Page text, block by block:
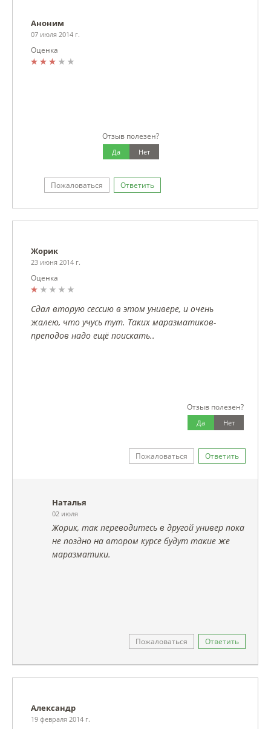
Аноним
07 июля 2014 г.
Оценка
Отзыв полезен?
Нет
Да
Пожаловаться Ответить
Жорик
23 июня 2014 г.
Оценка
Сдал вторую сессию в этом универе, и очень
жалею, что учусь тут. Таких маразматиков-
преподов надо ещё поискать..
Отзыв полезен?
Нет
Да
Пожаловаться Ответить
Наталья
02 июля
Жорик, так переводитесь в другой универ пока
не поздно на втором курсе будут такие же
маразматики.
Пожаловаться Ответить
Александр
19 февраля 2014 г.